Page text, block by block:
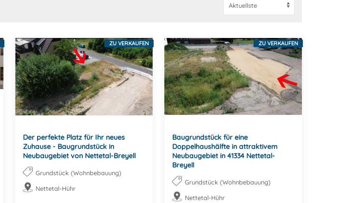
Der perfekte Platz für Ihr neues
Zuhause - Baugrundstück in
Neubaugebiet von Nettetal-Breyell
Grundstück (Wohnbebauung)
Nettetal-Hühr
ZU VERKAUFEN
Baugrundstück für eine
Doppelhaushälfte in attraktivem
Neubaugebiet in 41334 Nettetal-
Breyell
Grundstück (Wohnbebauung)
Nettetal-Hühr
ZU VERKAUFEN